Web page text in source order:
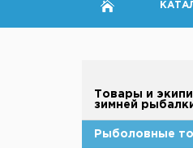
Товары и
зимней
Палатки для
Рыболовные